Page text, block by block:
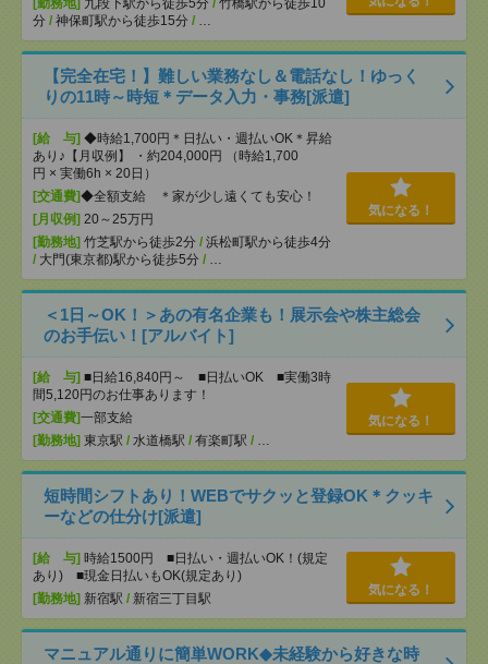
[勤務地] 九段下駅から徒歩5分 / 竹橋駅から徒歩10
分 / 神保町駅から徒歩15分 / …
【完全在宅！】難しい業務なし＆電話なし！ゆっく
りの11時～時短＊データ入力・事務[派遣]
[給 与] ◆時給1,700円＊日払い・週払いOK＊昇給
あり♪【月収例】 ・約204,000円 （時給1,700
円 × 実働6h × 20日）
[交通費]◆全額支給 ＊家が少し遠くても安心！
[月収例] 20～25万円
[勤務地] 竹芝駅から徒歩2分 / 浜松町駅から徒歩4分
/ 大門(東京都)駅から徒歩5分 / …
気になる！
＜1日～OK！＞あの有名企業も！展示会や株主総会
のお手伝い！[アルバイト]
[給 与] ■日給16,840円～ ■日払いOK ■実働3時
間5,120円のお仕事あります！
[交通費]一部支給
[勤務地] 東京駅 / 水道橋駅 / 有楽町駅 / …
気になる！
短時間シフトあり！WEBでサクッと登録OK＊クッキ
ーなどの仕分け[派遣]
[給 与] 時給1500円 ■日払い・週払いOK！(規定
あり) ■現金日払いもOK(規定あり)
[勤務地] 新宿駅 / 新宿三丁目駅
気になる！
マニュアル通りに簡単WORK◆未経験から好きな時